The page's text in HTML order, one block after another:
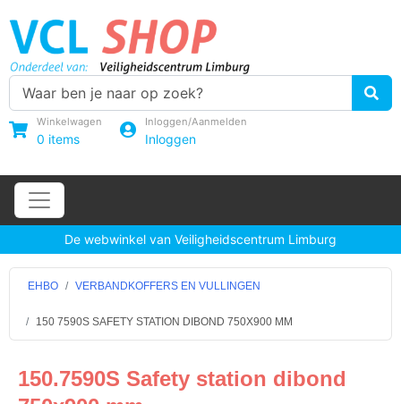
Winkelwagen
0 items
Inloggen/Aanmelden
Inloggen
De webwinkel van Veiligheidscentrum Limburg
EHBO VERBANDKOFFERS EN VULLINGEN
150 7590S SAFETY STATION DIBOND 750X900 MM
150.7590S Safety station dibond